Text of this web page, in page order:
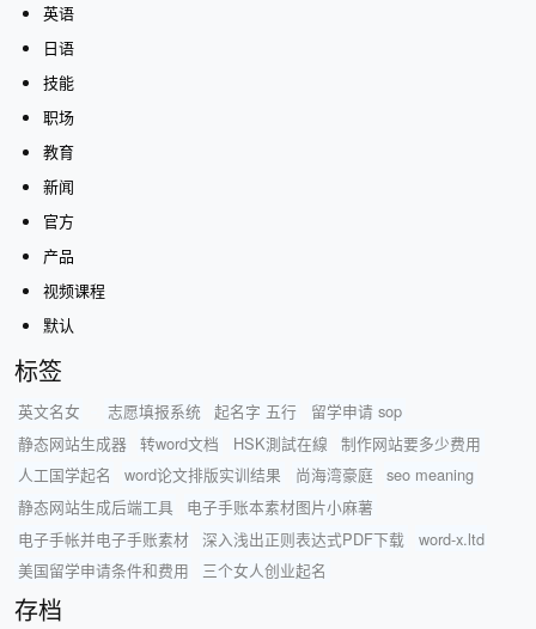
英语
日语
技能
职场
教育
新闻
官方
产品
视频课程
默认
标签
英文名女 志愿填报系统 起名字 五行
留学申请 sop
静态网站生成器
转word文档 HSK測試在線
制作网站要多少费用
人工国学起名
word论文排版实训结果 尚海湾豪庭
seo meaning
静态网站生成后端工具
电子手账本素材图片小麻薯
电子手帐并电子手账素材
深入浅出正则表达式PDF下载
word-x.ltd
美国留学申请条件和费用
三个女人创业起名
存档